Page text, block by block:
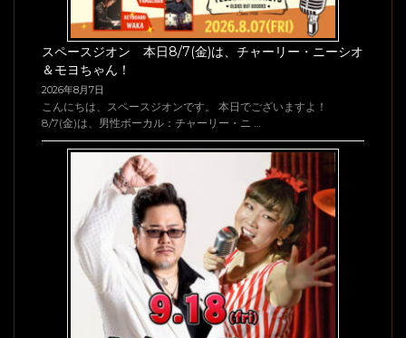
スペースジオン 本日8/7(金)は、チャーリー・ニーシオ
＆モヨちゃん！
2026年8月7日
こんにちは、スペースジオンです。 本日でございますよ！
8/7(金)は、男性ボーカル：チャーリー・ニ …